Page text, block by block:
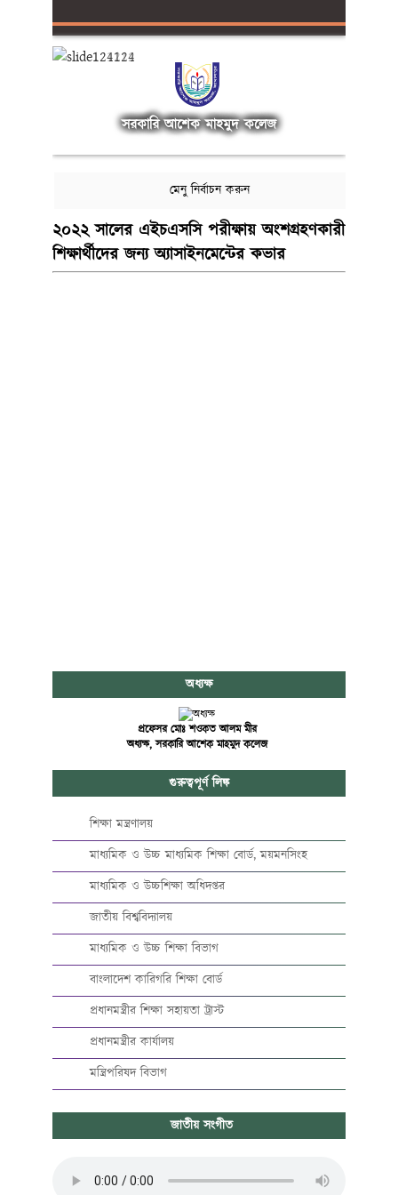
সরকারি আশেক মাহমুদ কলেজ
মেনু নির্বাচন করুন
২০২২ সালের এইচএসসি পরীক্ষায় অংশগ্রহণকারী
শিক্ষার্থীদের জন্য অ্যাসাইনমেন্টের কভার
অধ্যক্ষ
প্রফেসর মোঃ শওকত আলম মীর
অধ্যক্ষ, সরকারি আশেক মাহমুদ কলেজ
গুরুত্বপূর্ণ লিঙ্ক
শিক্ষা মন্ত্রণালয়
মাধ্যমিক ও উচ্চ মাধ্যমিক শিক্ষা বোর্ড, ময়মনসিংহ
মাধ্যমিক ও উচ্চশিক্ষা অধিদপ্তর
জাতীয় বিশ্ববিদ্যালয়
মাধ্যমিক ও উচ্চ শিক্ষা বিভাগ
বাংলাদেশ কারিগরি শিক্ষা বোর্ড
প্রধানমন্ত্রীর শিক্ষা সহায়তা ট্রাস্ট
প্রধানমন্ত্রীর কার্যালয়
মন্ত্রিপরিষদ বিভাগ
জাতীয় সংগীত